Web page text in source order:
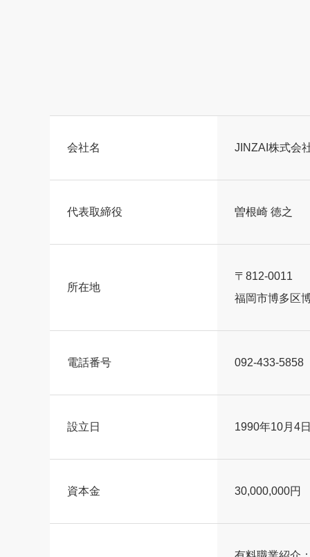
会社名 JINZAI株式会
代表取締役 曽根崎 徳之
所在地
〒812-0011
福岡市博多区
電話番号 092-433-5858
設立日 1990年10月4
資本金 30,000,000円